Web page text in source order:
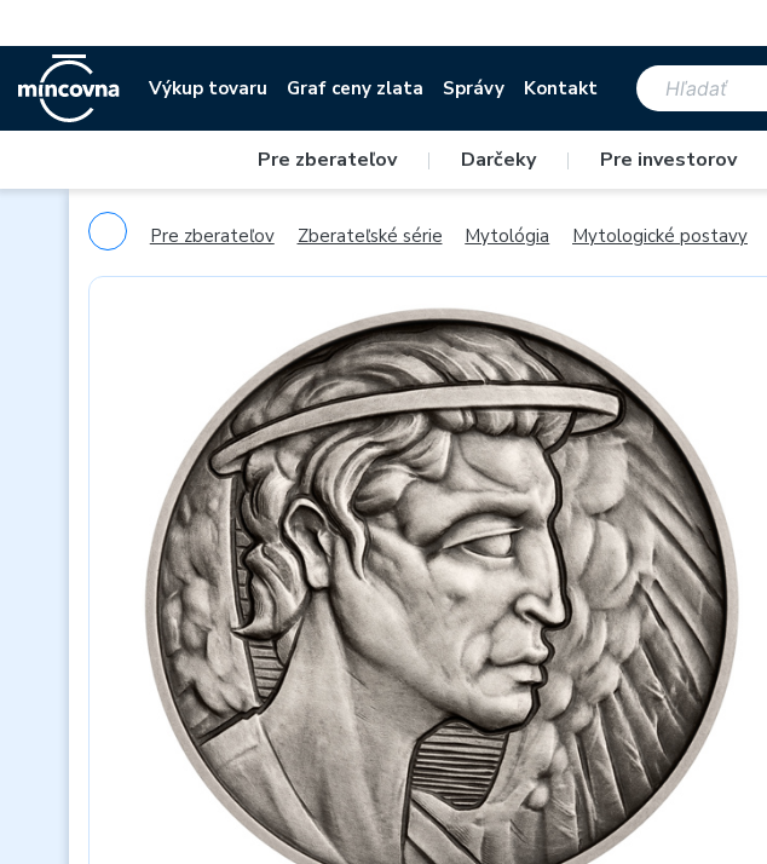
Výkup tovaru Graf ceny zlata Správy Kontakt
Pre zberateľov | Darčeky | Pre investorov
Pre zberateľov Zberateľské série Mytológia Mytologické postavy
Previous